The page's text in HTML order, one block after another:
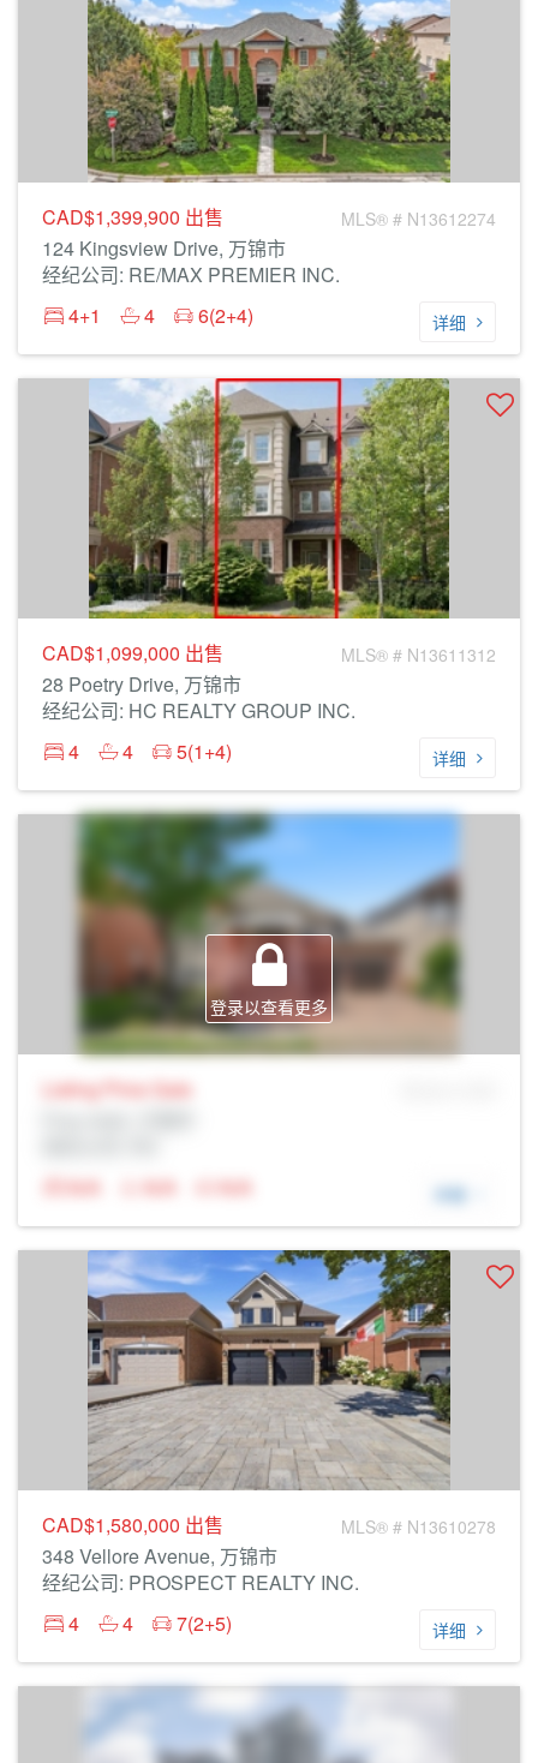
CAD$1,399,900 出售 MLS® # N13612274
124 Kingsview Drive, 万锦市
经纪公司: RE/MAX PREMIER INC.
4+1
4 6(2+4) 详细
CAD$1,099,000 出售 MLS® # N13611312
28 Poetry Drive, 万锦市
经纪公司: HC REALTY GROUP INC.
4
4 5(1+4) 详细
登录以查看更多
Listing Price Sale
N/A
N/A N/A 详细
CAD$1,580,000 出售 MLS® # N13610278
348 Vellore Avenue, 万锦市
经纪公司: PROSPECT REALTY INC.
4
4 7(2+5) 详细